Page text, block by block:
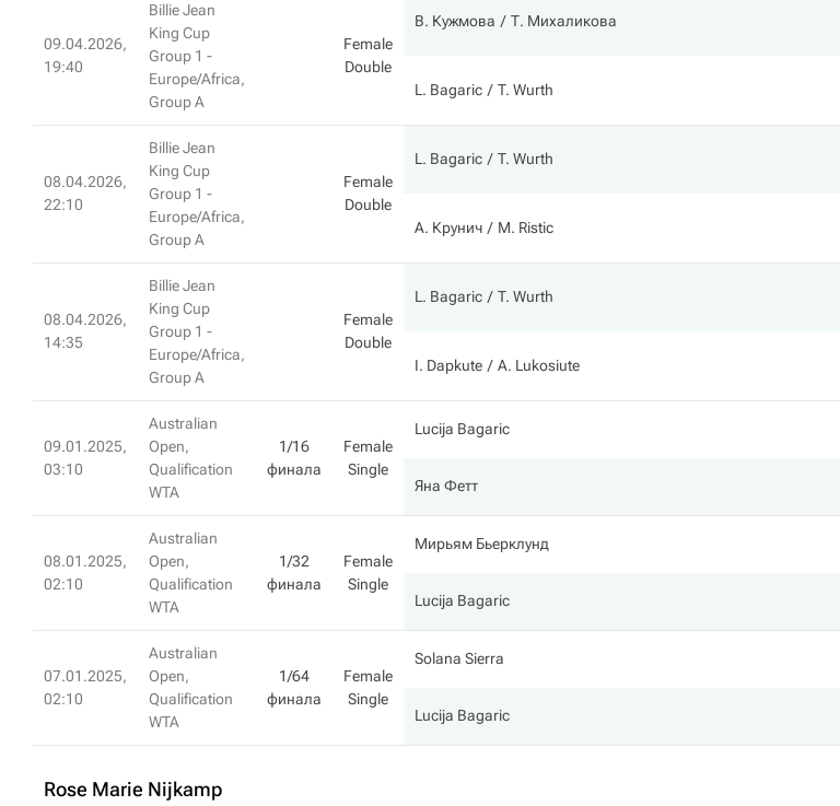
09.04.2026,
19:40
Billie Jean
King Cup
Group 1 -
Europe/Africa,
Group A
Female
Double
В. Кужмова Т. Михаликова
L. Bagaric T. Wurth
08.04.2026,
22:10
Billie Jean
King Cup
Group 1 -
Europe/Africa,
Group A
Female
Double
L. Bagaric T. Wurth
А. Крунич M. Ristic
08.04.2026,
14:35
Billie Jean
King Cup
Group 1 -
Europe/Africa,
Group A
Female
Double
L. Bagaric T. Wurth
I. Dapkute A. Lukosiute
09.01.2025,
03:10
Australian
Open,
Qualification
WTA
1/16
финала
Female
Single
Lucija Bagaric
Яна Фетт
08.01.2025,
02:10
Australian
Open,
Qualification
WTA
1/32
финала
Female
Single
Мирьям Бьерклунд
Lucija Bagaric
07.01.2025,
02:10
Australian
Open,
Qualification
WTA
1/64
финала
Female
Single
Solana Sierra
Lucija Bagaric
Rose Marie Nijkamp